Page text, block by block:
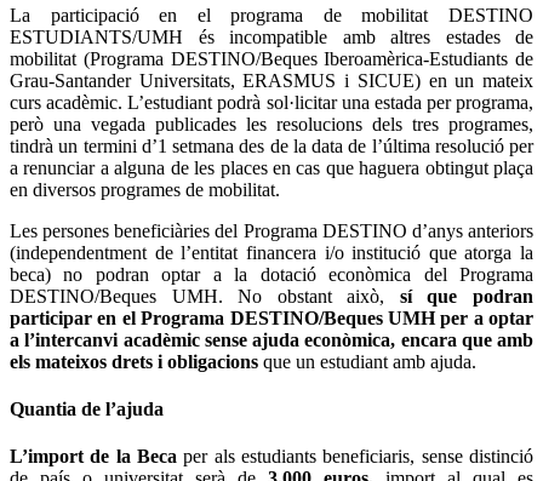
La participació en el programa de mobilitat DESTINO
ESTUDIANTS/UMH és incompatible amb altres estades de
mobilitat (Programa DESTINO/Beques Iberoamèrica-Estudiants de
Grau-Santander Universitats, ERASMUS i SICUE) en un mateix
curs acadèmic. L’estudiant podrà sol·licitar una estada per programa,
però una vegada publicades les resolucions dels tres programes,
tindrà un termini d’1 setmana des de la data de l’última resolució per
a renunciar a alguna de les places en cas que haguera obtingut plaça
en diversos programes de mobilitat.
Les persones beneficiàries del Programa DESTINO d’anys anteriors
(independentment de l’entitat financera i/o institució que atorga la
beca) no podran optar a la dotació econòmica del Programa
DESTINO/Beques UMH. No obstant això, sí que podran
participar en el Programa DESTINO/Beques UMH per a optar
a l’intercanvi acadèmic sense ajuda econòmica, encara que amb
els mateixos drets i obligacions que un estudiant amb ajuda.
Quantia de l’ajuda
L’import de la Beca per als estudiants beneficiaris, sense distinció